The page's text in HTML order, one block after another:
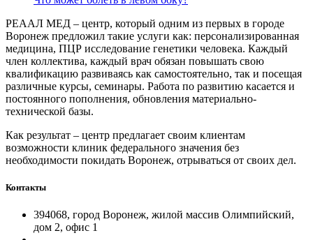
РЕААЛ МЕД – центр, который одним из первых в городе
Воронеж предложил такие услуги как: персонализированная
медицина, ПЦР исследование генетики человека. Каждый
член коллектива, каждый врач обязан повышать свою
квалификацию развиваясь как самостоятельно, так и посещая
различные курсы, семинары. Работа по развитию касается и
постоянного пополнения, обновления материально-
технической базы.
Как результат – центр предлагает своим клиентам
возможности клиник федерального значения без
необходимости покидать Воронеж, отрываться от своих дел.
Контакты
394068, город Воронеж, жилой массив Олимпийский,
дом 2, офис 1